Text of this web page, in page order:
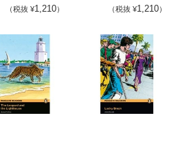
（税抜 ¥1,210） （税抜 ¥1,210）